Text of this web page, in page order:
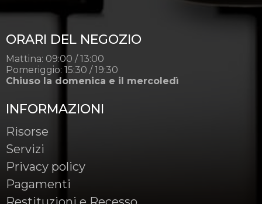
ORARI DEL NEGOZIO
Mattina: 09:00 / 13:00
Pomeriggio: 15:30 / 19:30
Chiuso la domenica e il mercoledì
INFORMAZIONI
Risorse
Servizi
Privacy policy
Pagamenti